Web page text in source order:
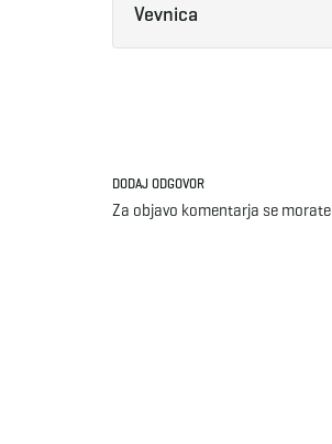
Vevnica
DODAJ ODGOVOR
Za objavo komentarja se morate